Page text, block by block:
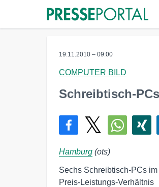
19.11.2010 – 09:00
COMPUTER BILD
Schreibtisch-
Hamburg (ots)
Sechs Schreibtisch-PCs
Preis-Leistungs-Verhältnis